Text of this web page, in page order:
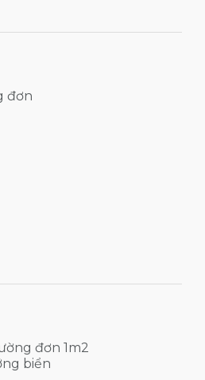
đơn
đơn 1m2
biển